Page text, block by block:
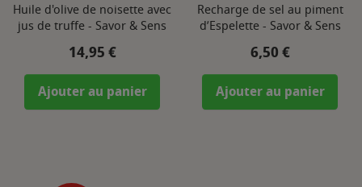
Huile d'olive de noisette avec
jus de truffe - Savor & Sens
Prix
14,95 €
Ajouter au panier
Recharge de sel au piment
d’Espelette - Savor & Sens
Prix
6,50 €
Ajouter au panier